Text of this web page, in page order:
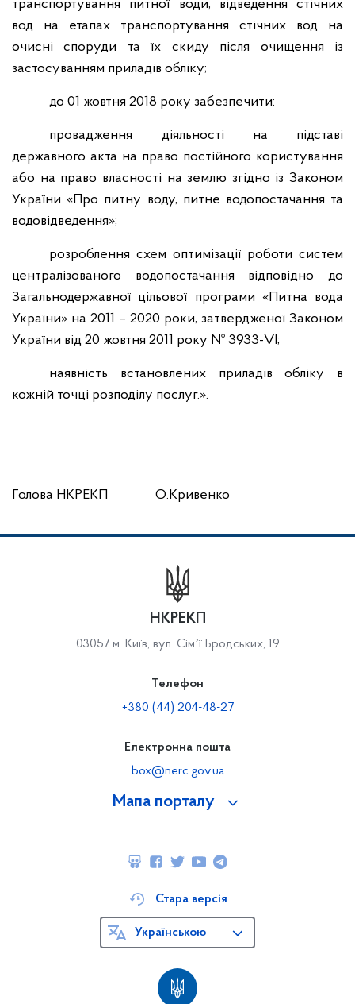
транспортування питної води, відведення стічних
вод на етапах транспортування стічних вод на
очисні споруди та їх скиду після очищення із
застосуванням приладів обліку;
до 01 жовтня 2018 року забезпечити:
провадження діяльності на підставі
державного акта на право постійного користування
або на право власності на землю згідно із Законом
України «Про питну воду, питне водопостачання та
водовідведення»;
розроблення схем оптимізації роботи систем
централізованого водопостачання відповідно до
Загальнодержавної цільової програми «Питна вода
України» на 2011 – 2020 роки, затвердженої Законом
України від 20 жовтня 2011 року № 3933-VI;
наявність встановлених приладів обліку в
кожній точці розподілу послуг.».
Голова НКРЕКП О.Кривенко
Мапа порталу
НКРЕКП
03057 м. Київ, вул. Сімʼї Бродських, 19
Телефон
+380 (44) 204-48-27
Електронна пошта
box@nerc.gov.ua
Стара версія
Українською